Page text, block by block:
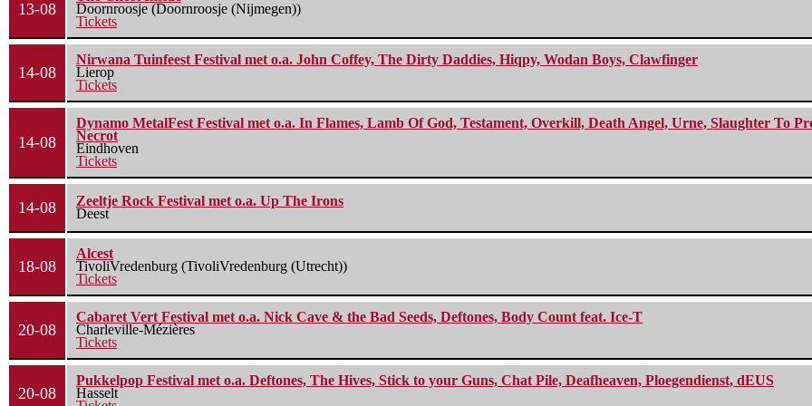
13-08
Doornroosje (Doornroosje (Nijmegen))
Tickets
14-08
Nirwana Tuinfeest Festival met o.a. John Coffey, The Dirty Daddies, Hiqpy, Wodan Boys, Clawfinger
Lierop
Tickets
14-08
Dynamo MetalFest Festival met o.a. In Flames, Lamb Of God, Testament, Overkill, Death Angel, Urne, Slaughter To
Necrot
Eindhoven
Tickets
14-08
Zeeltje Rock Festival met o.a. Up The Irons
Deest
18-08
Alcest
TivoliVredenburg (TivoliVredenburg (Utrecht))
Tickets
20-08
Cabaret Vert Festival met o.a. Nick Cave & the Bad Seeds, Deftones, Body Count feat. Ice-T
Charleville-Mézières
Tickets
20-08
Pukkelpop Festival met o.a. Deftones, The Hives, Stick to your Guns, Chat Pile, Deafheaven, Ploegendienst, dEUS
Hasselt